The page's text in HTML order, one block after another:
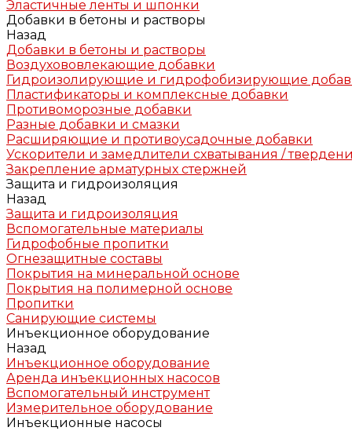
Эластичные ленты и шпонки
Добавки в бетоны и растворы
Назад
Добавки в бетоны и растворы
Воздухововлекающие добавки
Гидроизолирующие и гидрофобизирующие
Пластификаторы и комплексные добавки
Противоморозные добавки
Разные добавки и смазки
Расширяющие и противоусадочные добавки
Ускорители и замедлители схватывания /
Закрепление арматурных стержней
Защита и гидроизоляция
Назад
Защита и гидроизоляция
Вспомогательные материалы
Гидрофобные пропитки
Огнезащитные составы
Покрытия на минеральной основе
Покрытия на полимерной основе
Пропитки
Санирующие системы
Инъекционное оборудование
Назад
Инъекционное оборудование
Аренда инъекционных насосов
Вспомогательный инструмент
Измерительное оборудование
Инъекционные насосы